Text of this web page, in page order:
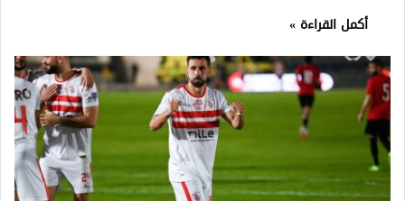
أكمل القراءة »